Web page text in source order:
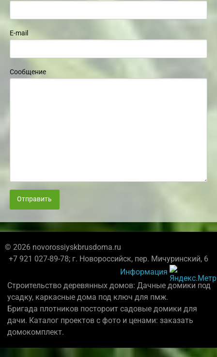
E-mail
Сообщение
Отправить
© 2026 novorossiyskbrusdoma.ru
+7 921 027-89-78; г. Новороссийск, пер. Мичуринский, 6
Информация
Строительство деревянных домов: Дачные домики под
усадку, каркасные дома под ключ для пмж.
Бригада плотников постороит садовые домики для
дачи. Каталог проектов с фото и ценами: заказать
домокомплект.